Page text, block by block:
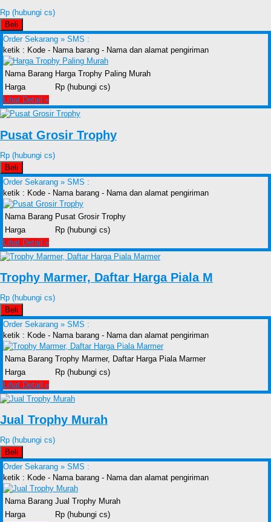
Rp (hubungi cs)
Beli
Order Sekarang » SMS :
ketik : Kode - Nama barang - Nama dan alamat pengiriman
Nama Barang Harga Trophy Paling Murah
Harga
Rp (hubungi cs)
Lihat Detail »
Pusat Grosir Trophy
Rp (hubungi cs)
Beli
Order Sekarang » SMS :
ketik : Kode - Nama barang - Nama dan alamat pengiriman
Nama Barang Pusat Grosir Trophy
Harga
Rp (hubungi cs)
Lihat Detail »
Trophy Marmer, Daftar Harga Piala M
Rp (hubungi cs)
Beli
Order Sekarang » SMS :
ketik : Kode - Nama barang - Nama dan alamat pengiriman
Nama Barang Trophy Marmer, Daftar Harga Piala Marmer
Harga
Rp (hubungi cs)
Lihat Detail »
Jual Trophy Murah
Rp (hubungi cs)
Beli
Order Sekarang » SMS :
ketik : Kode - Nama barang - Nama dan alamat pengiriman
Nama Barang Jual Trophy Murah
Harga
Rp (hubungi cs)